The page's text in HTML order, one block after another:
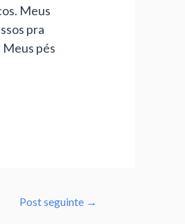
Meus
pra
pés
Post seguinte →